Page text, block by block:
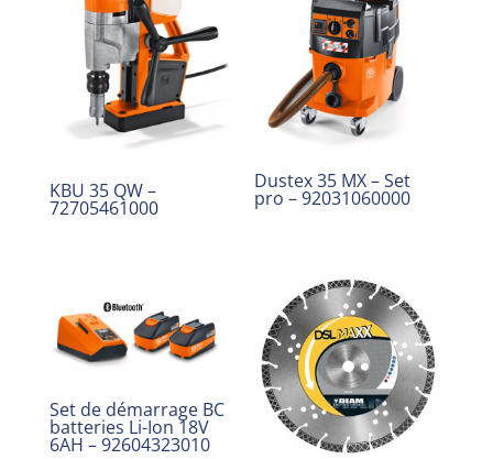
KBU 35 QW –
72705461000
Dustex 35 MX – Set
pro – 92031060000
Set de démarrage BC
batteries Li-Ion 18V
6AH – 92604323010